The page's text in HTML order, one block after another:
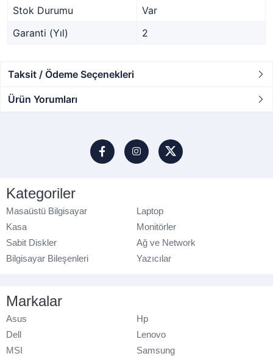
Stok Durumu
Var
Garanti (Yıl)
2
Taksit / Ödeme Seçenekleri
Ürün Yorumları
Kategoriler
Masaüstü Bilgisayar
Laptop
Kasa
Monitörler
Sabit Diskler
Ağ ve Network
Bilgisayar Bileşenleri
Yazıcılar
Markalar
Asus
Hp
Dell
Lenovo
MSI
Samsung